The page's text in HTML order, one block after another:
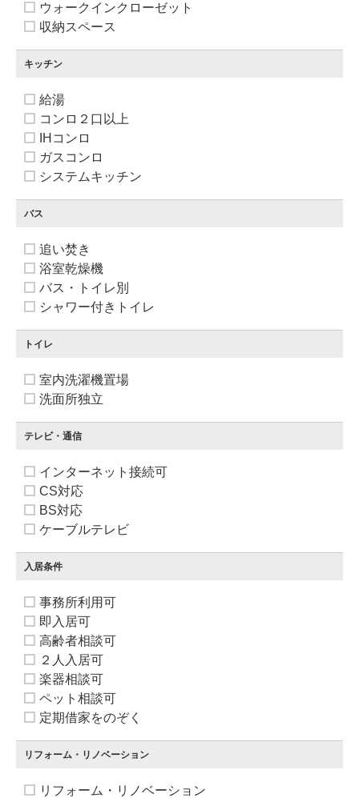
ウォークインクローゼット
収納スペース
キッチン
給湯
コンロ２口以上
IHコンロ
ガスコンロ
システムキッチン
バス
追い焚き
浴室乾燥機
バス・トイレ別
シャワー付きトイレ
トイレ
室内洗濯機置場
洗面所独立
テレビ・通信
インターネット接続可
CS対応
BS対応
ケーブルテレビ
入居条件
事務所利用可
即入居可
高齢者相談可
２人入居可
楽器相談可
ペット相談可
定期借家をのぞく
リフォーム・リノベーション
リフォーム・リノベーション